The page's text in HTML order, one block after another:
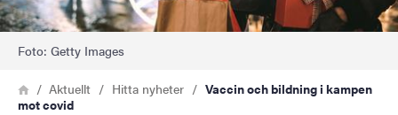
Foto: Getty Images
Länkstig
HemAktuellt Hitta nyheter
Vaccin och bildning i kampen
mot covid